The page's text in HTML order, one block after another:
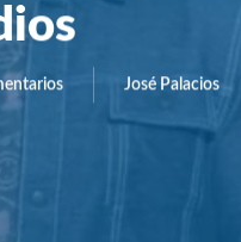
José Palacios